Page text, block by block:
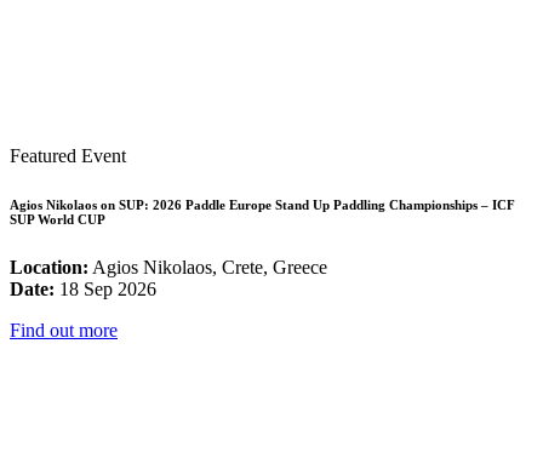
Featured Event
Agios Nikolaos on SUP: 2026 Paddle Europe Stand Up Paddling Championships – ICF
SUP World CUP
Location: Agios Nikolaos, Crete, Greece
Date: 18 Sep 2026
Find out more